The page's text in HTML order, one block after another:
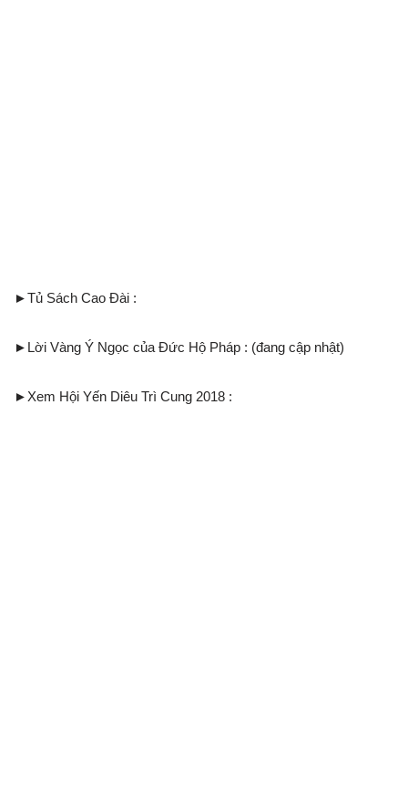
►Tủ Sách Cao Đài :
►Lời Vàng Ý Ngọc của Đức Hộ Pháp : (đang cập nhật)
►Xem Hội Yến Diêu Trì Cung 2018 :